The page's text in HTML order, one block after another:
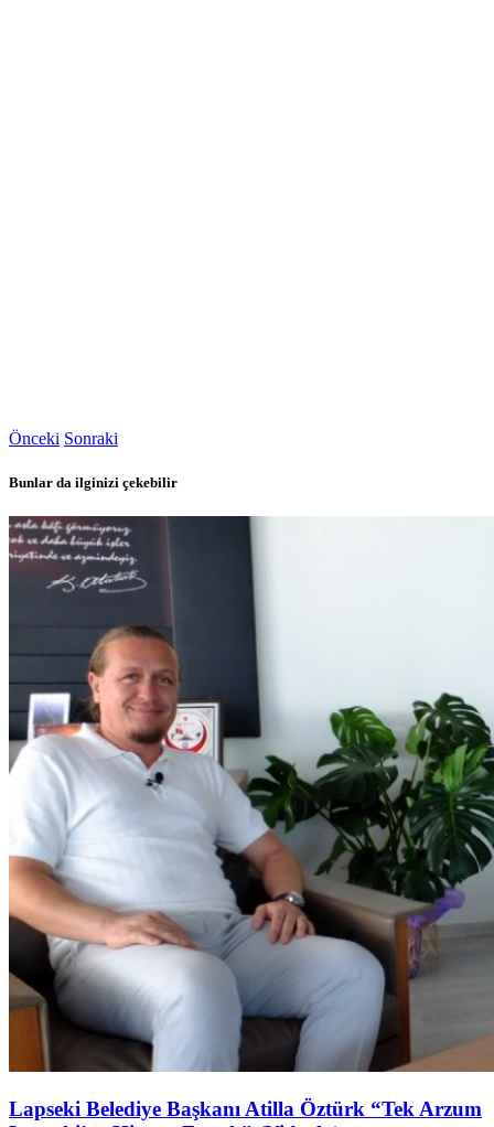
Önceki Sonraki
Bunlar da ilginizi çekebilir
Lapseki Belediye Başkanı Atilla Öztürk “Tek Arzum